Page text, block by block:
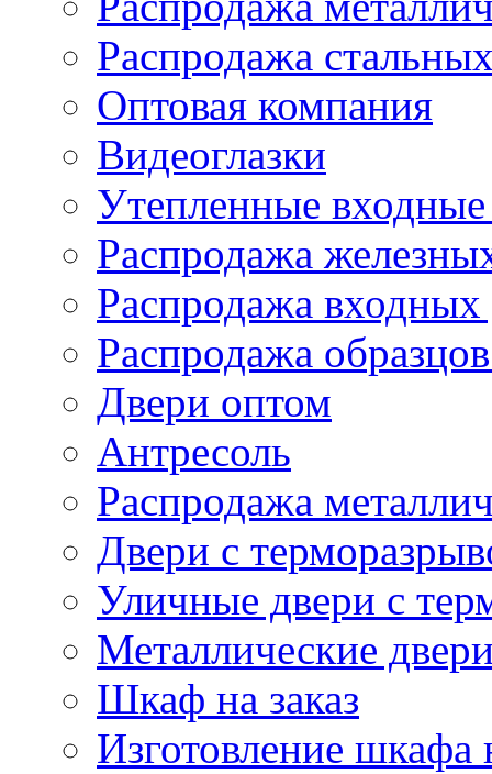
Распродажа
Оптовая компания
Видеоглазки
Утепленные
Распродажа
Распродажа входных
Распродажа
Двери оптом
Антресоль
Распродажа
Двери с
Уличные двери с
Металлические
Шкаф на заказ
Изготовление шкафа